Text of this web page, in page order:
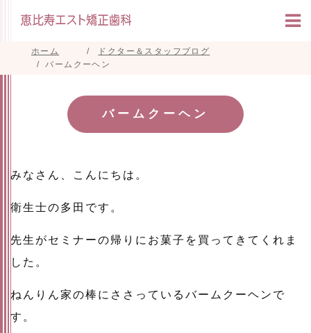
ホーム
ドクター＆スタッフブログ
バームクーヘン
バームクーヘン
みなさん、こんにちは。
衛生士の多田です。
先生がセミナーの帰りにお菓子を買ってきてくれま
した。
ねんりん家の棒にささっているバームクーヘンで
す。